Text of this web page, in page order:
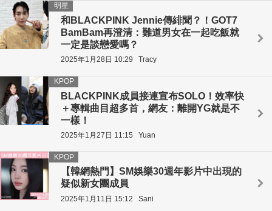
和BLACKPINK Jennie傳緋聞？！GOT7
BamBam再澄清：難道男女在一起吃飯就
一定是談戀愛嗎？
明星
2025年1月28日 10:29 Tracy
BLACKPINK成員接連宣布SOLO！效率快
＋專輯曲目超多首，網友：離開YG就是不
一樣！
KPOP
2025年1月27日 11:15 Yuan
【韓網熱門】SM娛樂30週年影片中出現的
疑似新女團成員
KPOP
2025年1月11日 15:12 Sani